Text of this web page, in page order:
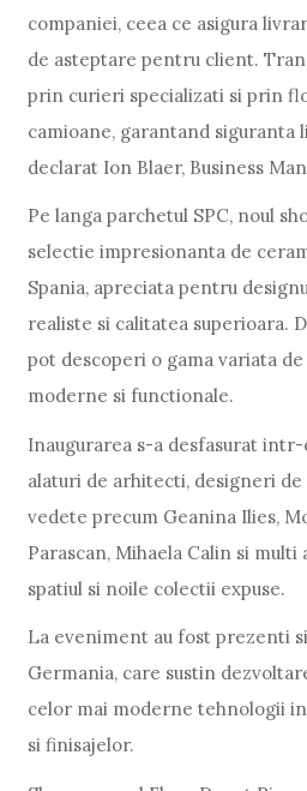
companiei, ceea ce asigura
de asteptare pentru client.
prin curieri specializati si prin
camioane, garantand siguranta
declarat Ion Blaer, Business
Pe langa parchetul SPC, noul
selectie impresionanta de
Spania, apreciata pentru
realiste si calitatea superioara.
pot descoperi o gama variata
moderne si functionale.
Inaugurarea s-a desfasurat
alaturi de arhitecti, designeri
vedete precum Geanina Ilies,
Parascan, Mihaela Calin si
spatiul si noile colectii expuse.
La eveniment au fost prezenti
Germania, care sustin
celor mai moderne tehnologii
si finisajelor.